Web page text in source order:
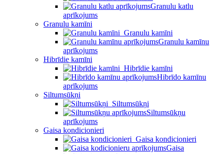
Granulu katlu
aprīkojums
Granulu kamīni
Granulu kamīni
Granulu kamīnu
aprīkojums
Hibrīdie kamīni
Hibrīdie kamīni
Hibrīdo kamīnu
aprīkojums
Siltumsūkņi
Siltumsūkņi
Siltumsūkņu
aprīkojums
Gaisa kondicionieri
Gaisa kondicionieri
Gaisa